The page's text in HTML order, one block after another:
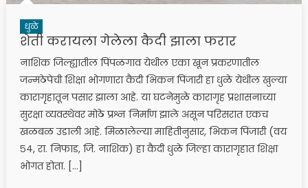
धुळे
शेती करायला गेलेला कैदी झाला फरार
नाशिक जिल्ह्यातील पिंपळगाव येथील एका खून प्रकरणातील
जन्मठेपेची शिक्षा भोगणारा कैदी भिकन पिंजारी हा धुळे येथील खुल्या
कारागृहातून पसार झाला आहे. या घटनेमुळे कारागृह प्रशासनाच्या
सुरक्षा व्यवस्थेवर मोठे प्रश्न निर्माण झाले असून परिसरात एकच
खळबळ उडाली आहे. मिळालेल्या माहितीनुसार, भिकन पिंजारी (वय
५४, रा. निफाड, जि. नाशिक) हा कैदी धुळे जिल्हा कारागृहात शिक्षा
भोगत होता. […]